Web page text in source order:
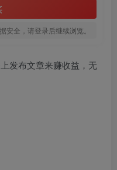
安全，请登录后继续浏览。
发布文章来赚收益，无